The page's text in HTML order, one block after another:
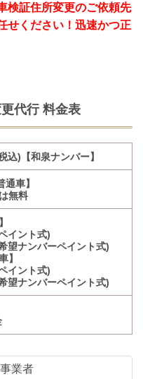
検証住所変更のご依頼先
せください！迅速かつ正
代行 料金表
込)【和泉ナンバー】
車】
無料
イント式)
望ナンバーペイント式)
】
イント式)
望ナンバーペイント式)
業者